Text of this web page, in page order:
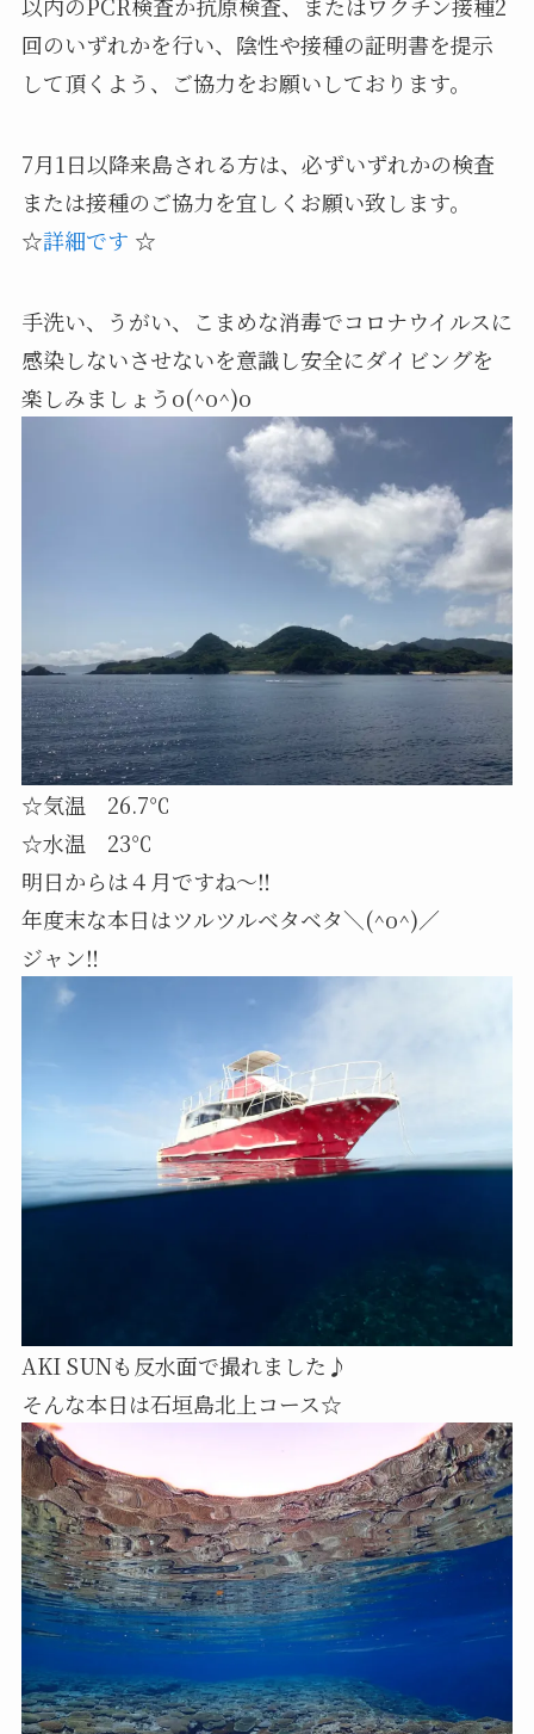
以内のPCR検査か抗原検査、またはワクチン接種2
回のいずれかを行い、陰性や接種の証明書を提示
して頂くよう、ご協力をお願いしております。
7月1日以降来島される方は、必ずいずれかの検査
または接種のご協力を宜しくお願い致します。
☆詳細です ☆
手洗い、うがい、こまめな消毒でコロナウイルスに
感染しないさせないを意識し安全にダイビングを
楽しみましょうo(^o^)o
☆気温 26.7℃
☆水温 23℃
明日からは４月ですね〜‼️
年度末な本日はツルツルベタベタ＼(^o^)／
ジャン‼️
AKI SUNも反水面で撮れました♪
そんな本日は石垣島北上コース☆